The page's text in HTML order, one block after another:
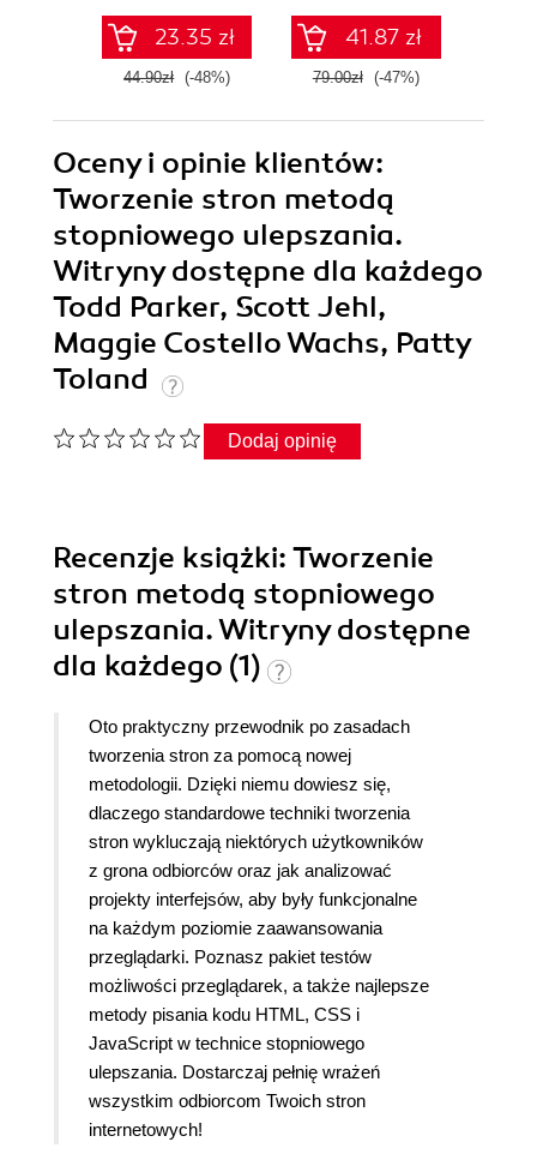
23.35 zł
44.90zł (-48%)
41.87 zł
79.00zł (-47%)
Oceny i opinie klientów:
Tworzenie stron metodą
stopniowego ulepszania.
Witryny dostępne dla każdego
Todd Parker, Scott Jehl,
Maggie Costello Wachs, Patty
Toland
Dodaj opinię
Recenzje książki: Tworzenie
stron metodą stopniowego
ulepszania. Witryny dostępne
dla każdego (1)
Oto praktyczny przewodnik po zasadach
tworzenia stron za pomocą nowej
metodologii. Dzięki niemu dowiesz się,
dlaczego standardowe techniki tworzenia
stron wykluczają niektórych użytkowników
z grona odbiorców oraz jak analizować
projekty interfejsów, aby były funkcjonalne
na każdym poziomie zaawansowania
przeglądarki. Poznasz pakiet testów
możliwości przeglądarek, a także najlepsze
metody pisania kodu HTML, CSS i
JavaScript w technice stopniowego
ulepszania. Dostarczaj pełnię wrażeń
wszystkim odbiorcom Twoich stron
internetowych!